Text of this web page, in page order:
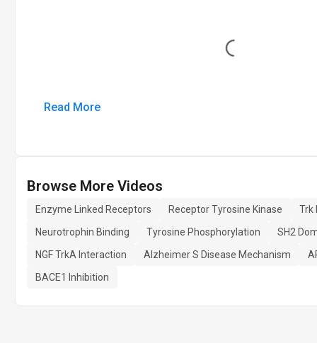
Loading...
Read More
Browse More Videos
Enzyme Linked Receptors Receptor Tyrosine Kinase
Trk
Neurotrophin Binding
Tyrosine Phosphorylation
SH2
NGF TrkA Interaction
Alzheimer S Disease Mechanism
BACE1 Inhibition